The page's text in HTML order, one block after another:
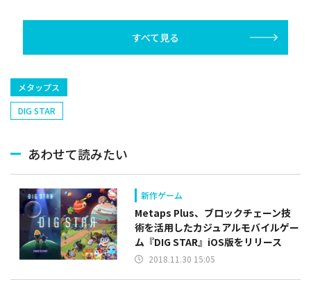
すべて見る
メタップス
DIG STAR
あわせて読みたい
新作ゲーム
Metaps Plus、ブロックチェーン技
術を活用したカジュアルモバイルゲー
ム『DIG STAR』iOS版をリリース
2018.11.30 15:05